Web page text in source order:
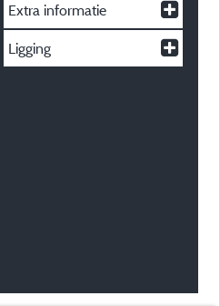
Extra informatie
Ligging